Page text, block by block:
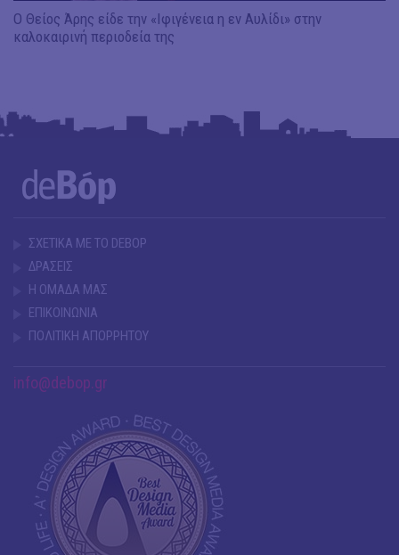
Ο Θείος Άρης είδε την «Ιφιγένεια η εν Αυλίδι» στην
καλοκαιρινή περιοδεία της
ΣΧΕΤΙΚΑ ΜΕ ΤΟ DEBOP
ΔΡΑΣΕΙΣ
Η ΟΜΑΔΑ ΜΑΣ
ΕΠΙΚΟΙΝΩΝΙΑ
ΠΟΛΙΤΙΚΗ ΑΠΟΡΡΗΤΟΥ
info@debop.gr